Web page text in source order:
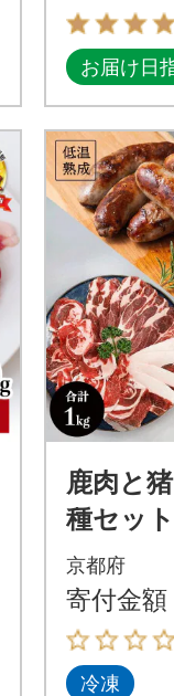
お届け日
鹿肉と
種セッ
ク5本、
300g、
200g)
京都府
寄付金額
冷凍